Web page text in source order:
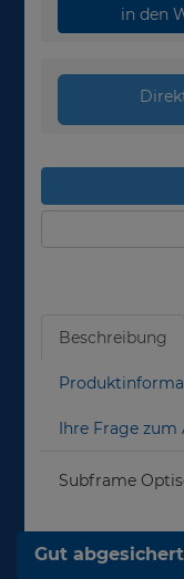
in den
Beschreibung
Ihre Frage zum
Subframe
Gut